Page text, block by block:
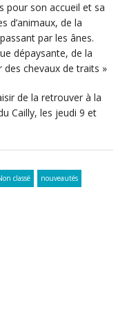
pour son accueil et sa
d’animaux, de la
par les ânes.
dépaysante, de la
chevaux de traits »
de la retrouver à la
Cailly, les jeudi 9 et
classé
nouveautés